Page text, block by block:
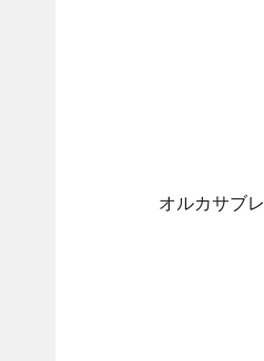
オルカサブレ